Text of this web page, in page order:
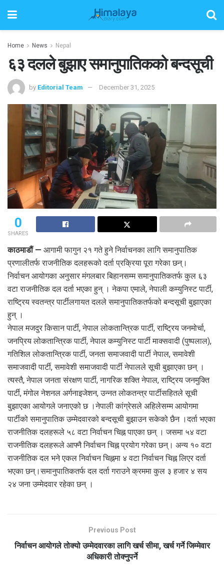
Home News Nepal
६३ दलले बुझाए समानुपातिकको बन्दसूची
by Editorial Team December 31, 2025
0
SHARES
काठमाडौं — आगामी फागुन २१ गते हुने निर्वाचनका लागि समानुपातिक
प्रणालीतर्फ राजनीतिक दलहरूको दर्ता प्रक्रिया पूरा गरेका छन्।
निर्वाचन आयोगका अनुसार मंगलबार बिहानसम्म समानुपातिकतर्फ कुल ६३
वटा राजनीतिक दल दर्ता भएका हुन् । नेकपा एमाले, नेपाली कम्युनिस्ट पार्टी,
राष्ट्रिय स्वतन्त्र पार्टीलगायत दलले समानुपातिकतर्फको बन्दसूची बुझाएका
हुन् ।
नेपाल मजदुर किसान पार्टी, नेपाल लोकतान्त्रिक पार्टी, राष्ट्रिय जनमोर्चा,
जनप्रिय लोकतान्त्रिक पार्टी, नेपाल कम्युनिस्ट पार्टी माक्सवादी (पुष्पलाल),
गतिशिल लोकतान्त्रिक पार्टी, जनता समाजवादी पार्टी नेपाल, समावेशी
समाजवादी पार्टी, समावेशी समाजवादी पार्टी नेपालले सूची बुझाएका छन् ।
त्यस्तै, नेपाल जनता संरक्षण पार्टी, नागरिक शक्ति नेपाल, राष्ट्रिय जनमुक्ति
पार्टी, मंगोल नेशनल अर्गनाइजेशन, उन्नत लोकतन्त्र पार्टीसहितले सूची
बुझाएका आयोगले जनाएको छ ।नेपाली कांग्रेसले अहिलेसम्म आयोगमा
पार्टीको समानुपातिक उम्मेदवारको बन्दसूची बुझाउन सकेको छैन ।दर्ता भएका
राजनीतिक दलहरूले ५८ वटा निर्वाचन चिह्न पाएका छन् । जसमा ५४ वटा
राजनीतिक दलहरूले आफ्नै निर्वाचन चिह्न प्रयोग गरेका छन्। अन्य १० वटा
राजनीतिक दल भने एकल निर्वाचन चिह्नमा ४ वटा निर्वाचन चिह्न लिएर दर्ता
भएका छन्।समानुपातिकतर्फ दल दर्ता गराउने क्रममा कुल ३ हजार ४ सय
२४ जना उम्मेदवार रहेका छन् ।
Previous Post
निर्वाचन आयोगले तोक्यो उम्मेदवारका लागि खर्च सीमा, खर्च गर्ने जिम्मेवार
अधिकारी तोक्नुपर्ने